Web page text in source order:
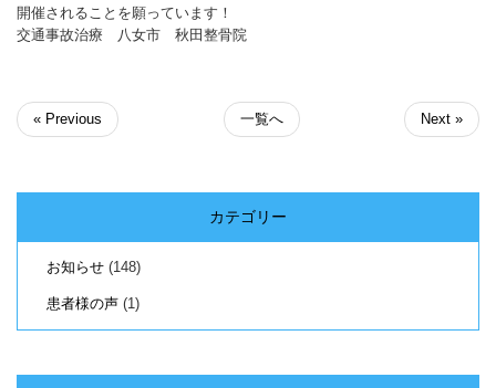
開催されることを願っています！
交通事故治療 八女市 秋田整骨院
« Previous 一覧へ Next »
カテゴリー
お知らせ (148)
患者様の声 (1)